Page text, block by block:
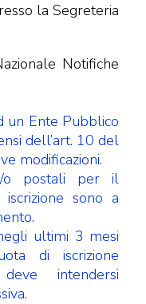
la Segreteria
Notifiche
un Ente Pubblico
dell’art. 10 del
modificazioni.
o postali per il
sono a
ultimi 3 mesi
di iscrizione
deve intendersi